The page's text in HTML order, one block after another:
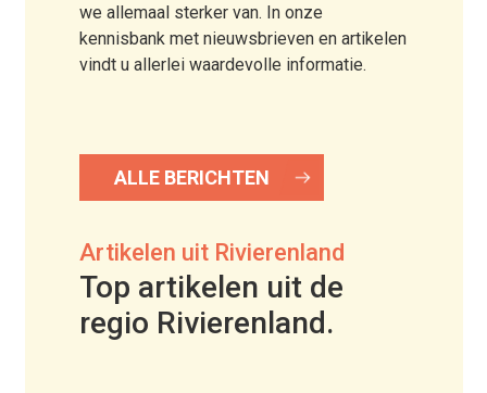
we allemaal sterker van. In onze
kennisbank met nieuwsbrieven en artikelen
vindt u allerlei waardevolle informatie.
ALLE BERICHTEN
Artikelen uit Rivierenland
Top artikelen uit de
regio Rivierenland.